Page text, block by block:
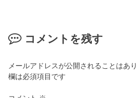
コメントを残す
メールアドレスが公開されることはあり
欄は必須項目です